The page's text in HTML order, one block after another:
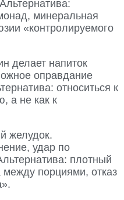
минеральная
«контролируемого
делает напиток
оправдание
относиться к
а не как к
желудок.
удар по
плотный
порциями, отказ